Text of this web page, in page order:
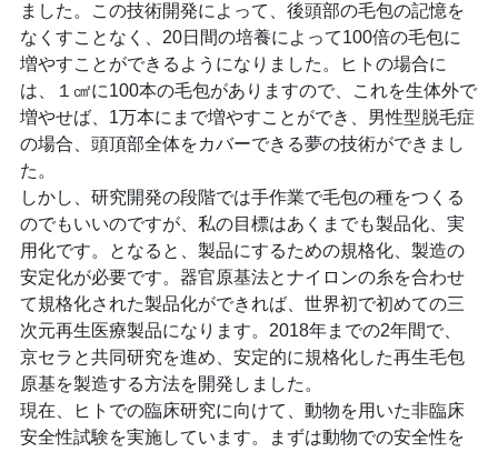
ました。この技術開発によって、後頭部の毛包の記憶を
なくすことなく、20日間の培養によって100倍の毛包に
増やすことができるようになりました。ヒトの場合に
は、１㎠に100本の毛包がありますので、これを生体外で
増やせば、1万本にまで増やすことができ、男性型脱毛症
の場合、頭頂部全体をカバーできる夢の技術ができまし
た。
しかし、研究開発の段階では手作業で毛包の種をつくる
のでもいいのですが、私の目標はあくまでも製品化、実
用化です。となると、製品にするための規格化、製造の
安定化が必要です。器官原基法とナイロンの糸を合わせ
て規格化された製品化ができれば、世界初で初めての三
次元再生医療製品になります。2018年までの2年間で、
京セラと共同研究を進め、安定的に規格化した再生毛包
原基を製造する方法を開発しました。
現在、ヒトでの臨床研究に向けて、動物を用いた非臨床
安全性試験を実施しています。まずは動物での安全性を